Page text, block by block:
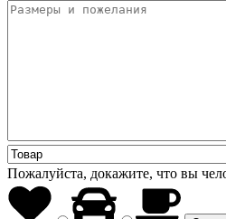
Пожалуйста, докажите, что вы